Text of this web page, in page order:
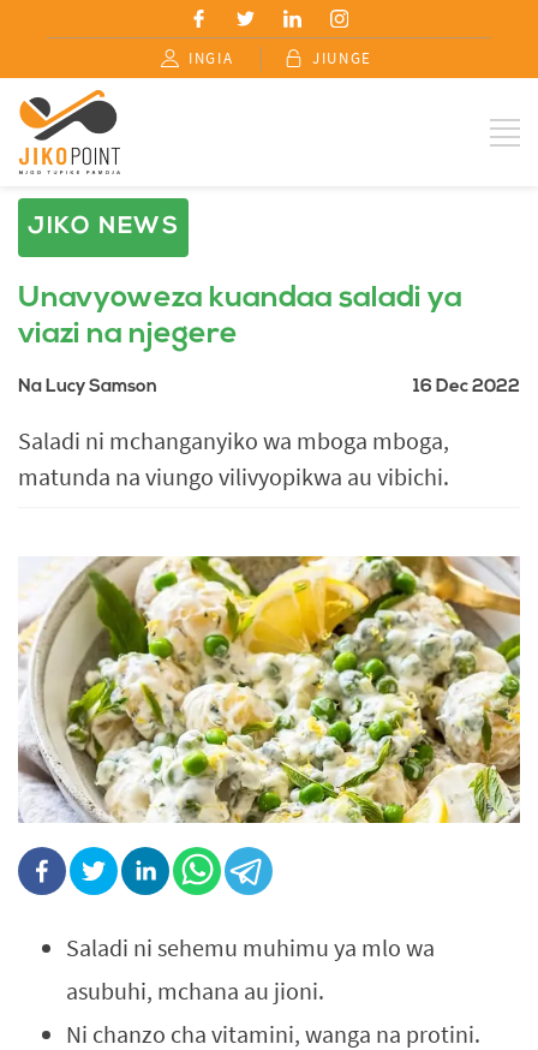
INGIA JIUNGE
JIKO NEWS
Unavyoweza kuandaa saladi ya
viazi na njegere
Na Lucy Samson 16 Dec 2022
Saladi ni mchanganyiko wa mboga mboga,
matunda na viungo vilivyopikwa au vibichi.
Saladi ni sehemu muhimu ya mlo wa
asubuhi, mchana au jioni.
Ni chanzo cha vitamini, wanga na protini.